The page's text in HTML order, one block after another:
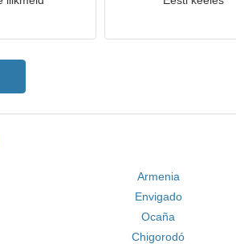
Armenia
Envigado
Ocaña
Chigorodó